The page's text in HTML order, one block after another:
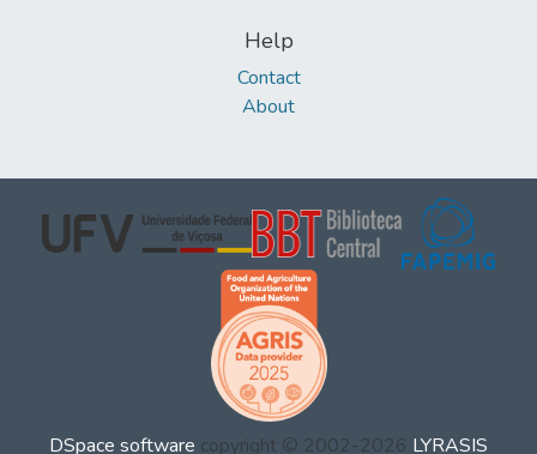
Help
Contact
About
DSpace software copyright © 2002-2026 LYRASIS